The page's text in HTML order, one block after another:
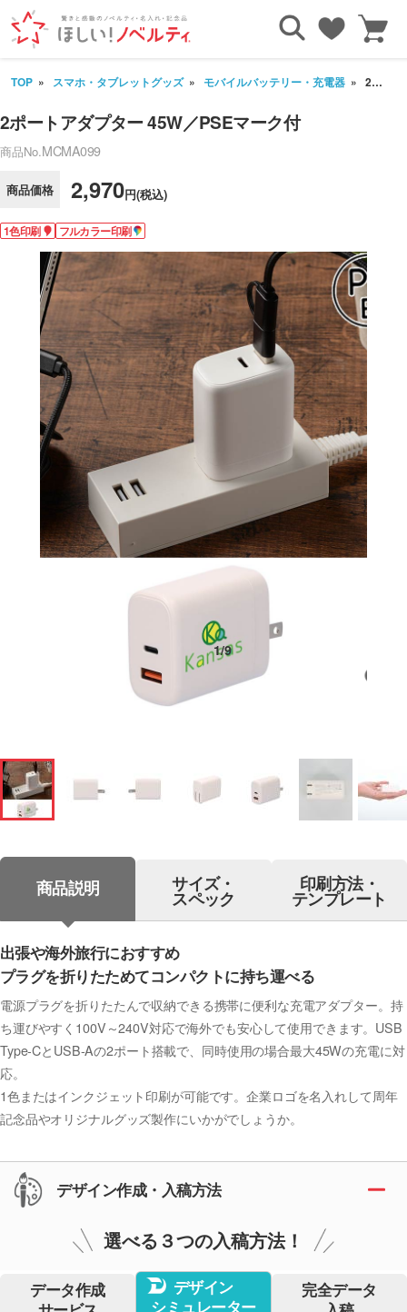
TOP スマホ・タブレットグッズ モバイルバッテリー・充電器 2ポートアダプター 45W／PSEマーク付
2ポートアダプター 45W／PSEマーク付
商品No.MCMA099
商品価格 2,970円(税込)
1色印刷 フルカラー印刷
1/9
商品説明 サイズ・
スペック
印刷方法・
テンプレート
出張や海外旅行におすすめ
プラグを折りたためてコンパクトに持ち運べる
電源プラグを折りたたんで収納できる携帯に便利な充電アダプター。持
ち運びやすく100V～240V対応で海外でも安心して使用できます。USB
Type-CとUSB-Aの2ポート搭載で、同時使用の場合最大45Wの充電に対
応。
1色またはインクジェット印刷が可能です。企業ロゴを名入れして周年
記念品やオリジナルグッズ製作にいかがでしょうか。
デザイン作成・入稿方法
選べる３つの入稿方法！
データ作成
デザイン
シミュレーター
完全データ